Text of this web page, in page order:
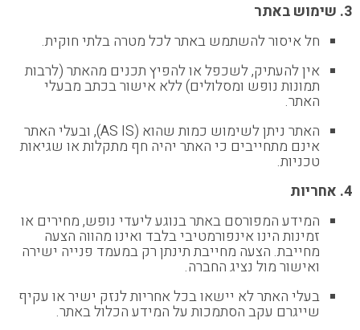
3. שימוש באתר
חל איסור להשתמש באתר לכל מטרה בלתי חוקית.
אין להעתיק, לשכפל או להפיץ תכנים מהאתר (לרבות
תמונות נופש ומסלולים) ללא אישור בכתב מבעלי
האתר.
האתר ניתן לשימוש כמות שהוא (AS IS), ובעלי האתר
אינם מתחייבים כי האתר יהיה חף מתקלות או שגיאות
טכניות.
4. אחריות
המידע המפורסם באתר בנוגע ליעדי נופש, מחירים או
זמינות הינו אינפורמטיבי בלבד ואינו מהווה הצעה
מחייבת. הצעה מחייבת תינתן רק במעמד פנייה ישירה
ואישור מול נציג החברה.
בעלי האתר לא יישאו בכל אחריות לנזק ישיר או עקיף
שייגרם עקב הסתמכות על המידע הכלול באתר.